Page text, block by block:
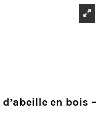
en bois –